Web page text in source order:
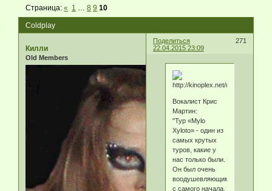
Coldplay
Страница:« 1 8 9 10
Поделиться
271
22.04.2015 23:09
Килли
Old Members
Вокалист Крис
Мартин:
"Тур «Mylo
Xyloto» - один из
самых крутых
туров, какие у
нас только были.
Он был очень
воодушевляющим
с самого начала,